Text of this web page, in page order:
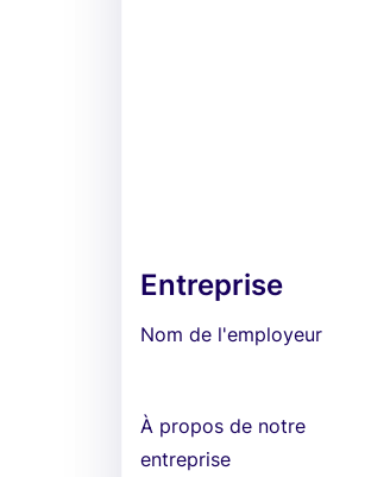
Entreprise
Nom de l'employeur
À propos de notre
entreprise